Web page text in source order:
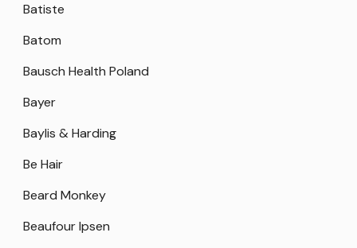
Batiste
Batom
Bausch Health Poland
Bayer
Baylis & Harding
Be Hair
Beard Monkey
Beaufour Ipsen